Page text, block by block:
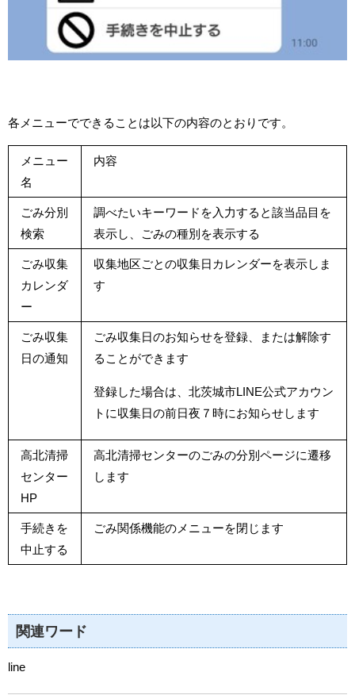
各メニューでできることは以下の内容のとおりです。
メニュー
名
内容
ごみ分別
検索
調べたいキーワードを入力すると該当品目を
表示し、ごみの種別を表示する
ごみ収集
カレンダ
ー
収集地区ごとの収集日カレンダーを表示しま
す
ごみ収集
日の通知
ごみ収集日のお知らせを登録、または解除す
ることができます
登録した場合は、北茨城市LINE公式アカウン
トに収集日の前日夜７時にお知らせします
高北清掃
センター
HP
高北清掃センターのごみの分別ページに遷移
します
手続きを
中止する
ごみ関係機能のメニューを閉じます
関連ワード
line